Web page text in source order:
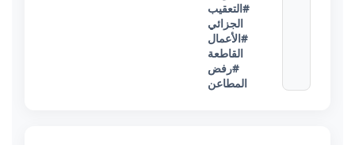
#التعقيب
الجزائي
#الأعمال
القاطعة
#رفض
المطاعن